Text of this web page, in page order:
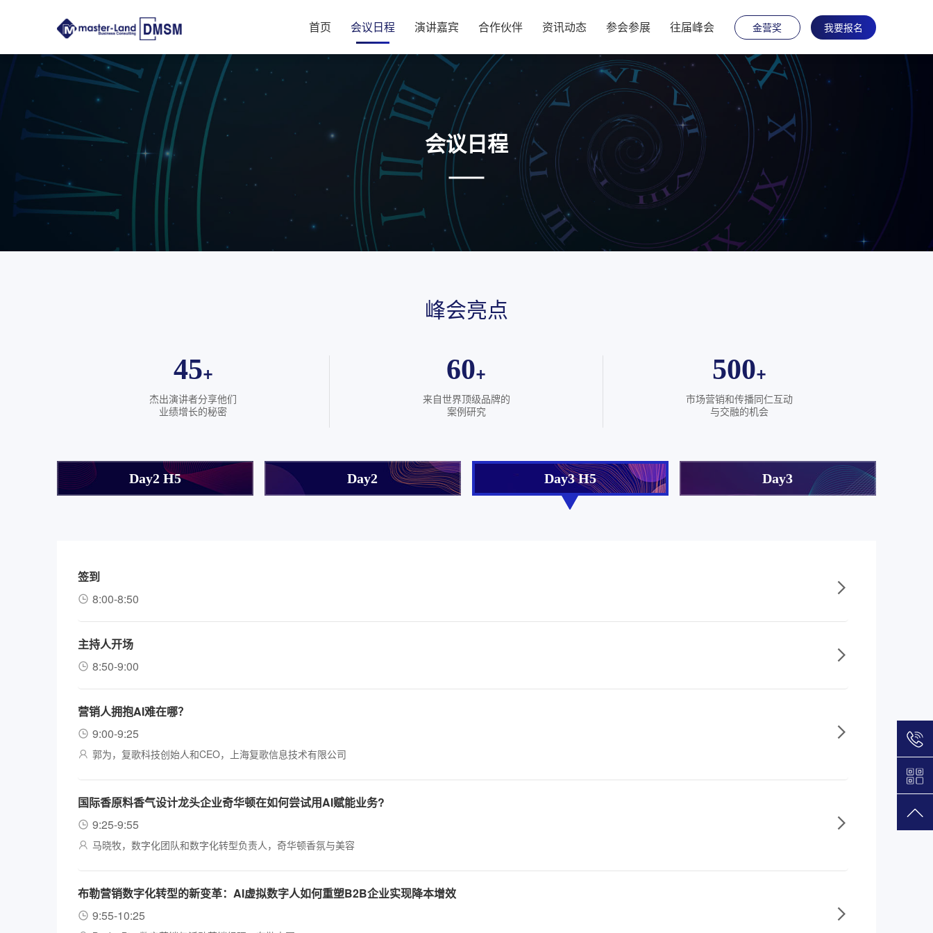
首页 会议日程 演讲嘉宾 合作伙伴 资讯动态 参会参展 往届峰会 金营奖 我要报名
会议日程
峰会亮点
45+
杰出演讲者分享他们
业绩增长的秘密
60+
来自世界顶级品牌的
案例研究
500+
市场营销和传播同仁互动
与交融的机会
Day2 H5 Day2 Day3 H5 Day3
签到
8:00-8:50
主持人开场
8:50-9:00
营销人拥抱AI难在哪？
9:00-9:25
郭为，复歌科技创始人和CEO，上海复歌信息技术有限公司
国际香原料香气设计龙头企业奇华顿在如何尝试用AI赋能业务?
9:25-9:55
马晓牧，数字化团队和数字化转型负责人，奇华顿香氛与美容
布勒营销数字化转型的新变革：AI虚拟数字人如何重塑B2B企业实现降本增效
9:55-10:25